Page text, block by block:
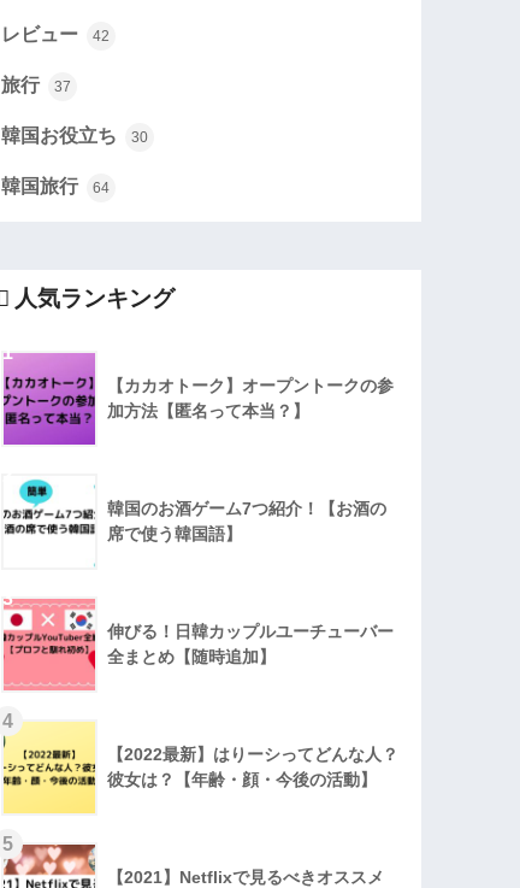
レビュー 42
旅行 37
韓国お役立ち 30
韓国旅行 64
人気ランキング
1
【カカオトーク】オープントークの参
加方法【匿名って本当？】
韓国のお酒ゲーム7つ紹介！【お酒の
席で使う韓国語】
3
伸びる！日韓カップルユーチューバー
全まとめ【随時追加】
4
【2022最新】はりーシってどんな人？
彼女は？【年齢・顔・今後の活動】
5
【2021】Netflixで見るべきオススメ